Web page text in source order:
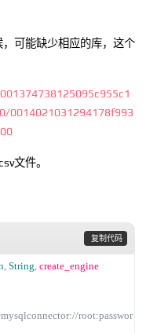
可能缺少相应的库，这个
0014021031294178f993
文件。
复制代码
, String, create_engine
root:passwor